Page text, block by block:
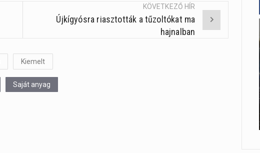
KÖVETKEZŐ HÍR
Újkígyósra riasztották a tűzoltókat ma
hajnalban
Kiemelt
Saját anyag